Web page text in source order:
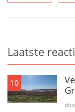
Laatste
10